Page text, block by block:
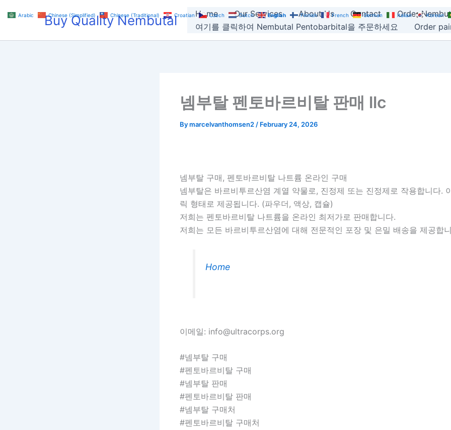
Buy Quality Nembutal Home Our Services About Us Contact
Order
여기를 클릭하여 Nembutal Pentobarbital을 주문하세요
Order
넴부탈 펜토바르비탈 판매 llc
Bymarcelvanthomsen2 / February 24, 2026
넴부탈 구매, 펜토바르비탈 나트륨 온라인 구매
넴부탈은 바르비투르산염 계열 약물로, 진정제 또는 진정제로 작용합니다.
릭 형태로 제공됩니다. (파우더, 액상, 캡슐)
저희는 펜토바르비탈 나트륨을 온라인 최저가로 판매합니다.
저희는 모든 바르비투르산염에 대해 전문적인 포장 및 은밀 배송을 제공합
Home
이메일: info@ultracorps.org
#넴부탈 구매
#펜토바르비탈 구매
#넴부탈 판매
#펜토바르비탈 판매
#넴부탈 구매처
#펜토바르비탈 구매처
Arabic Chinese (Simplified) Chinese (Traditional) Croatian Czech Dutch English Finnish French German Italian Korean